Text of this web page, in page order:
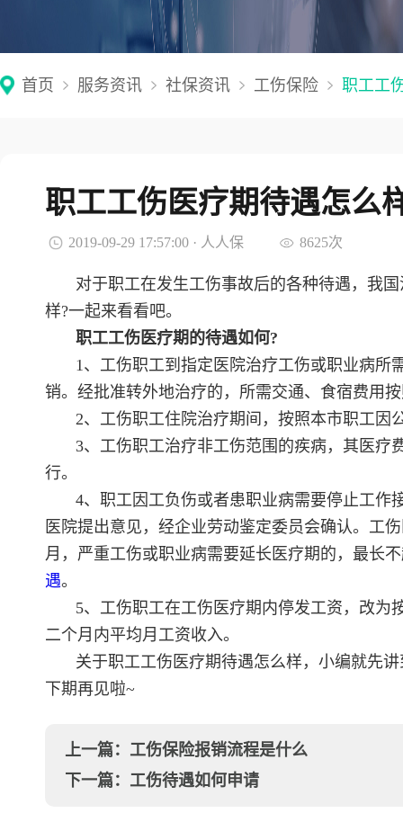
首页 服务资讯 社保资讯 工伤保险 职工工
职工工伤医疗期待遇怎么
2019-09-29 17:57:00 · 人人保 8625次
对于职工在发生工伤事故后的各种待遇，我
样?一起来看看吧。
职工工伤医疗期的待遇如何?
1、工伤职工到指定医院治疗工伤或职业病
销。经批准转外地治疗的，所需交通、食宿费用
2、工伤职工住院治疗期间，按照本市职工因
3、工伤职工治疗非工伤范围的疾病，其医疗
行。
4、职工因工负伤或者患职业病需要停止工作
医院提出意见，经企业劳动鉴定委员会确认。工
月，严重工伤或职业病需要延长医疗期的，最长
遇。
5、工伤职工在工伤医疗期内停发工资，改
二个月内平均月工资收入。
关于职工工伤医疗期待遇怎么样，小编就先
下期再见啦~
上一篇： 工伤保险报销流程是什么
下一篇： 工伤待遇如何申请